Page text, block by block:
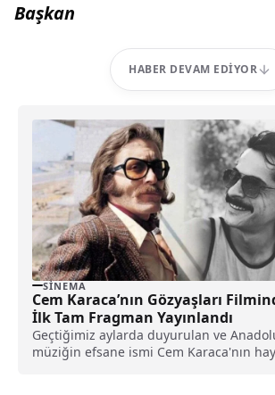
Başkan
HABER DEVAM EDIYOR
SINEMA
Cem Karaca’nın Gözyaşları
İlk Tam Fragman Yayınlandı
Geçtiğimiz aylarda duyurulan ve
müziğin efsane ismi Cem Karaca'nın